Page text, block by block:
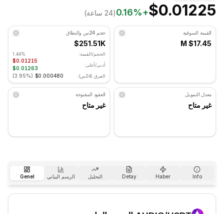
$0.01225
+
0.16% (24 ساعة)
القيمة السوقية
$17.45 M
حجم 24س والنطاق
$251.51K
الحجم/القيمة:
1.44%
أدنى/أعلى:
$0.01215
$0.01263
الفرق (24س): $0.000480
(
3.95%
)
معدل التمويل
غير متاح
العقود المفتوحة
غير متاح
Genel الرسم البياني التحليل Detay Haber Info